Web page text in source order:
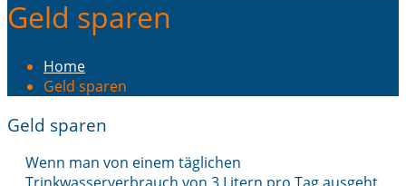
Geld sparen
Home
Geld sparen
Geld sparen
Wenn man von einem täglichen